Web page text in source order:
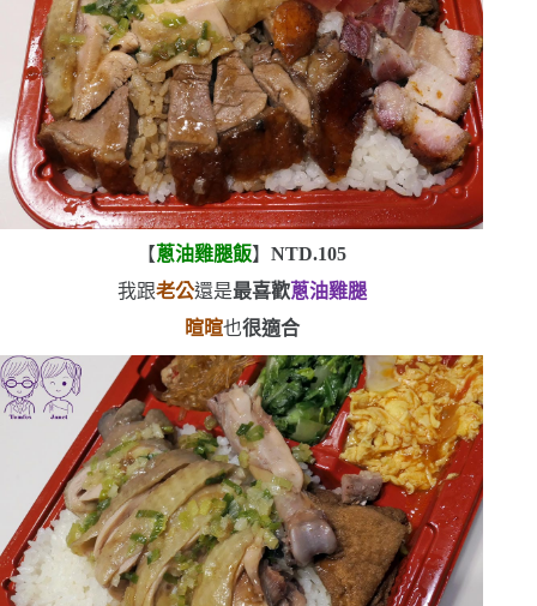
【蔥油雞腿飯】NTD.105
我跟老公還是最喜歡蔥油雞腿
暄暄也很適合